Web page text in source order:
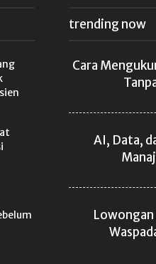
trending now
Cara
AI, Data,